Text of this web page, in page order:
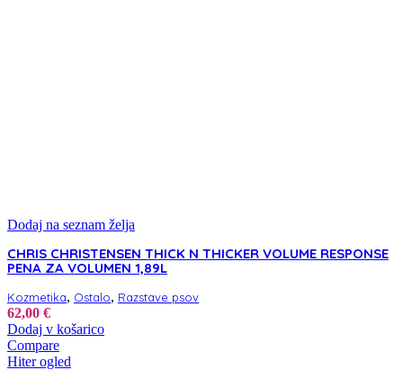
Dodaj na seznam želja
CHRIS CHRISTENSEN THICK N THICKER VOLUME RESPONSE
PENA ZA VOLUMEN 1,89L
Kozmetika, Ostalo, Razstave psov
62,00 €
Dodaj v košarico
Compare
Hiter ogled